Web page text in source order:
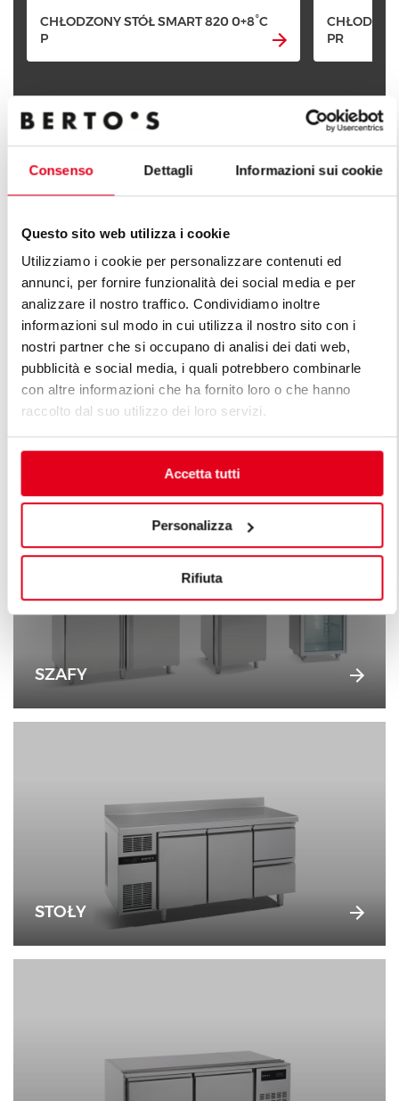
Consenso Dettagli Informazioni sui cookie
Questo sito web utilizza i cookie
Utilizziamo i cookie per personalizzare contenuti ed
annunci, per fornire funzionalità dei social media e per
analizzare il nostro traffico. Condividiamo inoltre
informazioni sul modo in cui utilizza il nostro sito con i
nostri partner che si occupano di analisi dei dati web,
pubblicità e social media, i quali potrebbero combinarle
con altre informazioni che ha fornito loro o che hanno
raccolto dal suo utilizzo dei loro servizi.
Accetta tutti
Personalizza
Rifiuta
CHŁODZONY STÓŁ SMART 820 0+8°C
P
PR
POZNAJ WSZYSTKIE LINIE
SCHŁADZARKI SZOKOWE
SZAFY
STOŁY